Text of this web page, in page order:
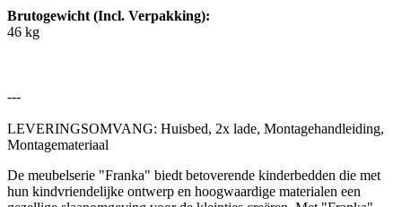
Brutogewicht (Incl. Verpakking):
46 kg
---
LEVERINGSOMVANG: Huisbed, 2x lade, Montagehandleiding,
Montagemateriaal
De meubelserie "Franka" biedt betoverende kinderbedden die met
hun kindvriendelijke ontwerp en hoogwaardige materialen een